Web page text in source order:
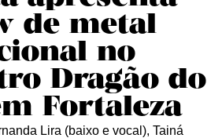
de metal
no
Dragão do
Fortaleza
Lira (baixo e vocal), Tainá